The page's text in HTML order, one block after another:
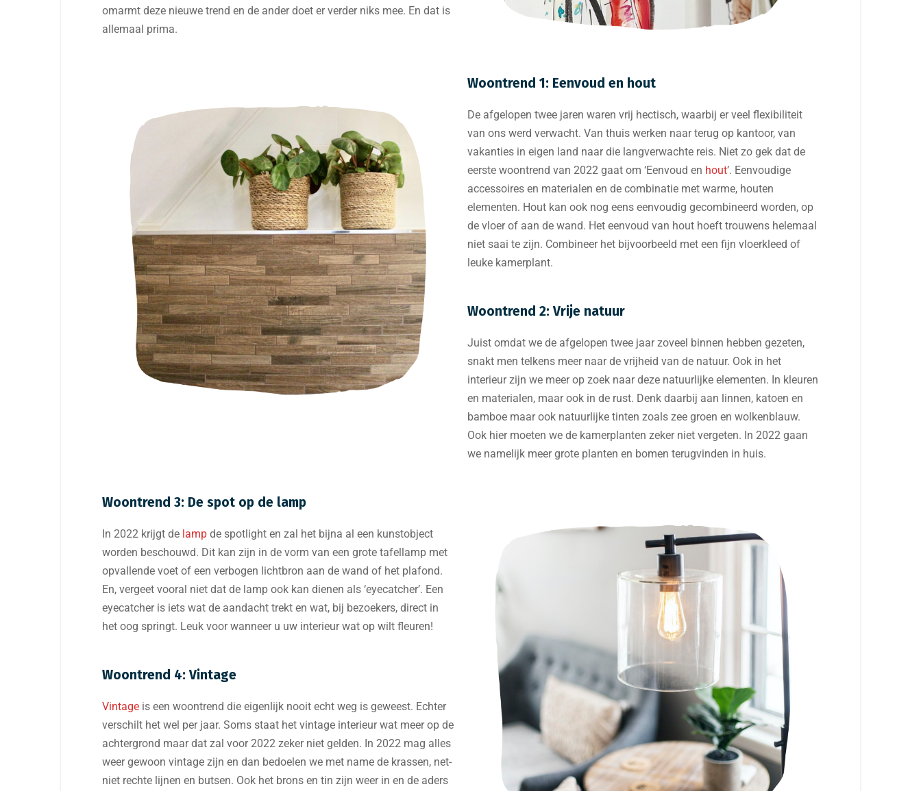
omarmt deze nieuwe trend en de ander doet er verder niks mee. En dat is
allemaal prima.
Woontrend 1: Eenvoud en hout
De afgelopen twee jaren waren vrij hectisch, waarbij er veel flexibiliteit
van ons werd verwacht. Van thuis werken naar terug op kantoor, van
vakanties in eigen land naar die langverwachte reis. Niet zo gek dat de
eerste woontrend van 2022 gaat om ‘Eenvoud en hout’. Eenvoudige
accessoires en materialen en de combinatie met warme, houten
elementen. Hout kan ook nog eens eenvoudig gecombineerd worden, op
de vloer of aan de wand. Het eenvoud van hout hoeft trouwens helemaal
niet saai te zijn. Combineer het bijvoorbeeld met een fijn vloerkleed of
leuke kamerplant.
Woontrend 2: Vrije natuur
Juist omdat we de afgelopen twee jaar zoveel binnen hebben gezeten,
snakt men telkens meer naar de vrijheid van de natuur. Ook in het
interieur zijn we meer op zoek naar deze natuurlijke elementen. In kleuren
en materialen, maar ook in de rust. Denk daarbij aan linnen, katoen en
bamboe maar ook natuurlijke tinten zoals zee groen en wolkenblauw.
Ook hier moeten we de kamerplanten zeker niet vergeten. In 2022 gaan
we namelijk meer grote planten en bomen terugvinden in huis.
Woontrend 3: De spot op de lamp
In 2022 krijgt de lamp de spotlight en zal het bijna al een kunstobject
worden beschouwd. Dit kan zijn in de vorm van een grote tafellamp met
opvallende voet of een verbogen lichtbron aan de wand of het plafond.
En, vergeet vooral niet dat de lamp ook kan dienen als ‘eyecatcher’. Een
eyecatcher is iets wat de aandacht trekt en wat, bij bezoekers, direct in
het oog springt. Leuk voor wanneer u uw interieur wat op wilt fleuren!
Woontrend 4: Vintage
Vintage is een woontrend die eigenlijk nooit echt weg is geweest. Echter
verschilt het wel per jaar. Soms staat het vintage interieur wat meer op de
achtergrond maar dat zal voor 2022 zeker niet gelden. In 2022 mag alles
weer gewoon vintage zijn en dan bedoelen we met name de krassen, net-
niet rechte lijnen en butsen. Ook het brons en tin zijn weer in en de aders